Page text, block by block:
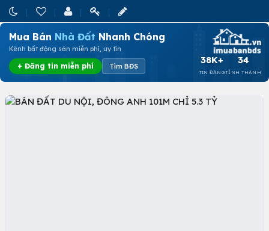
Mua Bán Nhà Đất Nhanh Chóng
Kênh bất động sản miễn phí, uy tín
+ Đăng tin miễn phí Tìm BĐS
38K+
TIN ĐĂNG
34
TỈNH THÀNH